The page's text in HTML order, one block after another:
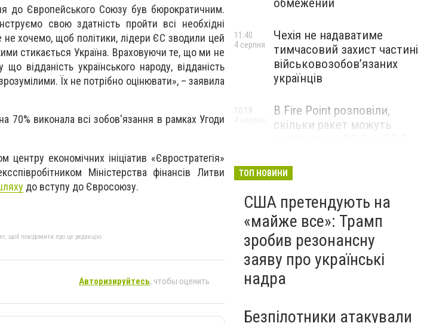
до Європейського Союзу був бюрократичним.
свою здатність пройти всі необхідні
хочемо, щоб політики, лідери ЄС зводили цей
стикається Україна. Враховуючи те, що ми не
відданість українського народу, відданість
Їх не потрібно оцінювати», – заявила
70% виконала всі зобов'язання в рамках Угоди
економічних ініціатив «Євростратегія»
Міністерства фінансів Литви
до вступу до Євросоюзу.
щоб повідомити про це редакцію
Авторизируйтесь, чтобы оценить
обмежений
Чехія не надаватиме
тимчасовий захист частині
військовозобов’язаних
українців
11:40
4 серпня
В Fire Point розповіли,
скільки ракет можуть
10:18
ТОП НОВИНИ
США претендують на
«майже все»: Трамп
зробив резонансну
заяву про українські
надра
Безпілотники атакували